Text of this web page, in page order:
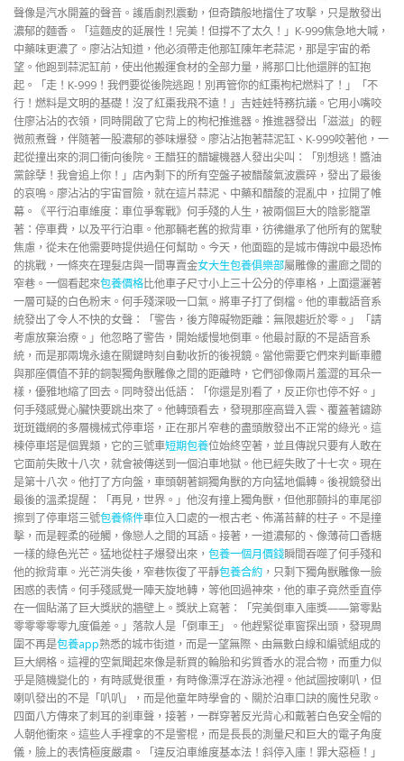
聲像是汽水開蓋的聲音。護盾劇烈震動，但奇蹟般地擋住了攻擊，只是散發出
濃郁的麵香。「這麵皮的延展性！完美！但撐不了太久！」K-999焦急地大喊，
中藥味更濃了。廖沾沾知道，他必須帶走他那缸陳年老蒜泥，那是宇宙的希
望。他跑到蒜泥缸前，使出他搬運食材的全部力量，將那口比他還胖的缸抱
起。「走！K-999！我們要從後院逃跑！別再管你的紅棗枸杞燃料了！」「不
行！燃料是文明的基礎！沒了紅棗我飛不遠！」吉娃娃特務抗議。它用小嘴咬
住廖沾沾的衣領，同時開啟了它背上的枸杞推進器。推進器發出「滋滋」的輕
微煎煮聲，伴隨著一股濃郁的蔘味爆發。廖沾沾抱著蒜泥缸、K-999咬著他，一
起從撞出來的洞口衝向後院。王醋狂的醋罐機器人發出尖叫：「別想逃！醬油
黨餘孽！我會追上你！」店內剩下的所有空盤子被醋酸氣波震碎，發出了最後
的哀鳴。廖沾沾的宇宙冒險，就在這片蒜泥、中藥和醋酸的混亂中，拉開了帷
幕。《平行泊車維度：車位爭奪戰》何手殘的人生，被兩個巨大的陰影籠罩
著：停車費，以及平行泊車。他那輛老舊的掀背車，彷彿繼承了他所有的駕駛
焦慮，從未在他需要時提供過任何幫助。今天，他面臨的是城市傳說中最恐怖
的挑戰，一條夾在理髮店與一間專賣金女大生包養俱樂部屬雕像的畫廊之間的
窄巷。一個看起來包養價格比他車子尺寸小上三十公分的停車格，上面還灑著
一層可疑的白色粉末。何手殘深吸一口氣。將車子打了倒檔。他的車載語音系
統發出了令人不快的女聲：「警告，後方障礙物距離：無限趨近於零。」「請
考慮放棄治療。」他忽略了警告，開始緩慢地倒車。他最討厭的不是語音系
統，而是那兩塊永遠在關鍵時刻自動收折的後視鏡。當他需要它們來判斷車體
與那座價值不菲的銅製獨角獸雕像之間的距離時，它們卻像兩片羞澀的耳朵一
樣，優雅地縮了回去。同時發出低語：「你還是別看了，反正你也停不好。」
何手殘感覺心臟快要跳出來了。他轉頭看去，發現那座高聳入雲、覆蓋著鏽跡
斑斑鐵網的多層機械式停車塔，正在那片窄巷的盡頭散發出不正常的綠光。這
棟停車塔是個異類，它的三號車短期包養位始終空著，並且傳說只要有人敢在
它面前失敗十八次，就會被傳送到一個泊車地獄。他已經失敗了十七次。現在
是第十八次。他打了方向盤，車頭朝著銅獨角獸的方向猛地偏轉。後視鏡發出
最後的溫柔提醒：「再見，世界。」他沒有撞上獨角獸，但他那顫抖的車尾卻
擦到了停車塔三號包養條件車位入口處的一根古老、佈滿苔蘚的柱子。不是撞
擊，而是輕柔的碰觸，像戀人之間的耳語。接著，一道濃郁的、像薄荷口香糖
一樣的綠色光芒。猛地從柱子爆發出來， 包養一個月價錢瞬間吞噬了何手殘和
他的掀背車。光芒消失後，窄巷恢復了平靜包養合約 ，只剩下獨角獸雕像一臉
困惑的表情。何手殘感覺一陣天旋地轉，等他回過神來，他的車子竟然垂直停
在一個貼滿了巨大獎狀的牆壁上。獎狀上寫著：「完美倒車入庫獎——第零點
零零零零零九度偏差。」落款人是「倒車王」。他趕緊從車窗探出頭，發現周
圍不再是包養app熟悉的城市街道，而是一望無際、由無數白線和編號組成的
巨大網格。這裡的空氣聞起來像是新買的輪胎和劣質香水的混合物，而重力似
乎是隨機變化的，有時感覺很重，有時像漂浮在游泳池裡。他試圖按喇叭，但
喇叭發出的不是「叭叭」，而是他童年時學會的、關於泊車口訣的魔性兒歌。
四面八方傳來了刺耳的剎車聲，接著，一群穿著反光背心和戴著白色安全帽的
人朝他衝來。這些人手裡拿的不是警棍，而是長長的測量尺和巨大的電子角度
儀，臉上的表情極度嚴肅。「違反泊車維度基本法！斜停入庫！罪大惡極！」